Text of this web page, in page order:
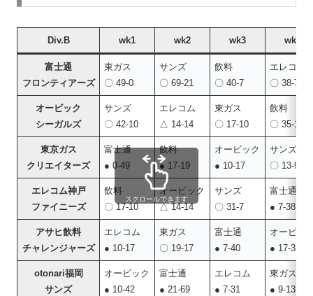
Div.B wk1 wk2 wk3 wk4
富士通
フロンティアーズ
東ガス
〇 49-0
サンズ
〇 69-21
飲料
〇 40-7
エレコム
〇 38-7
オービック
シーガルズ
サンズ
〇 42-10
エレコム
△ 14-14
東ガス
〇 17-10
飲料
〇 35-17
東京ガス
クリエイターズ
富士通
● 0-49
飲料
● 17-19
オービック
● 10-17
サンズ
〇 13-9
エレコム神戸
ファイニーズ
飲料
〇 17-10
オービック
△ 14-14
サンズ
〇 31-7
富士通
● 7-38
アサヒ飲料
チャレンジャーズ
エレコム
● 10-17
東ガス
〇 19-17
富士通
● 7-40
オービッ
● 17-35
otonari福岡
サンズ
オービック
● 10-42
富士通
● 21-69
エレコム
● 7-31
東ガス
● 9-13
スクロールできます